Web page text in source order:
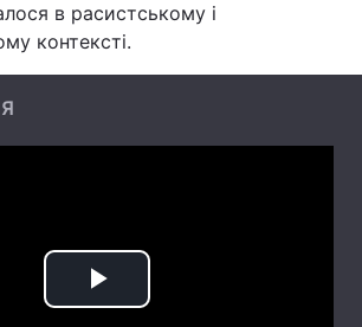
Туризм
Погода
Статті
Думки
в расистському і
контексті.
Play